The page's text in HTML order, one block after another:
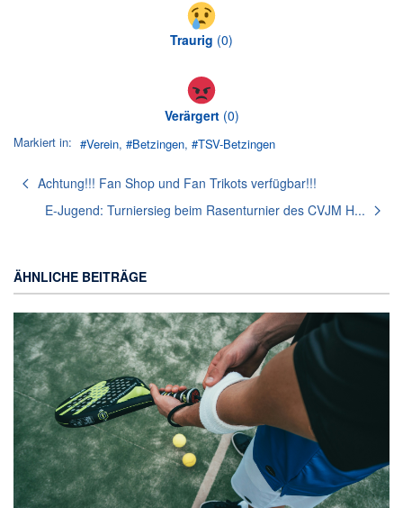
Traurig (0)
Verärgert(0)
Markiert in: Verein Betzingen TSV-Betzingen
Achtung!!! Fan Shop und Fan Trikots verfügbar!!!
E-Jugend: Turniersieg beim Rasenturnier des CVJM H...
ÄHNLICHE BEITRÄGE